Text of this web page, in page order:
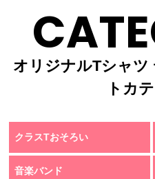
オリジナルTシャツ
トカ
クラスTおそろい
音楽バンド